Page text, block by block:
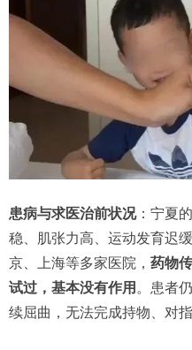
患病与求医治前状况：宁夏
稳、肌张力高、运动发育迟
京、上海等多家医院， 药物
试过，基本没有作用 。患者
续屈曲，无法完成持物、对指